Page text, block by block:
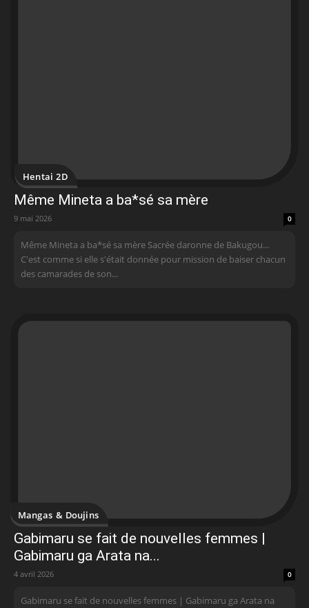
Hentai 2D
Même Mineta a ba*sé sa mère
9 mai 2026 0
Même Mineta a ba*sé sa mère Sacrée daronne de Bakugou...
C'est comme si elle s'était donnée pour mission de baiser chacun
des camarades de son...
Mangas & Doujins
Gabimaru se fait de nouvelles femmes |
Gabimaru ga Arata na...
4 avril 2026 0
Gabimaru se fait de nouvelles femmes | Gabimaru ga Arata na